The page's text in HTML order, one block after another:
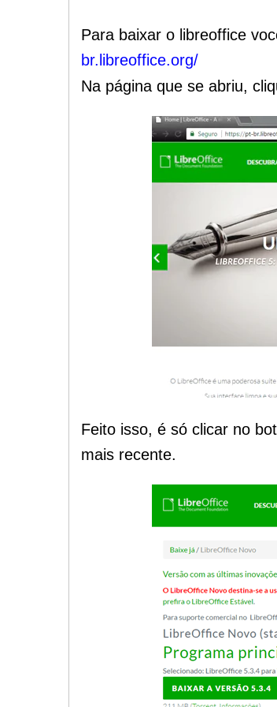
Para baixar o libreoffice
br.libreoffice.org/
Na página que se abriu,
Feito isso, é só clicar no
mais recente.